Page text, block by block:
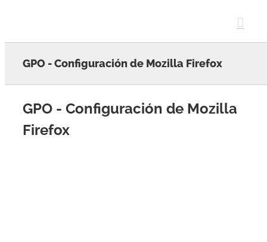
GPO - Configuración de Mozilla Firefox
GPO - Configuración de Mozilla
Firefox